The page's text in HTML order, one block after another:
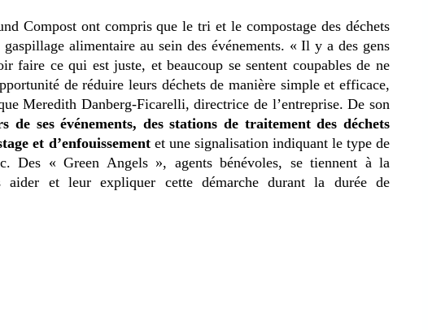
Compost ont compris que le tri et le compostage des déchets
alimentaire au sein des événements. « Il y a des gens
faire ce qui est juste, et beaucoup se sentent coupables de ne
de réduire leurs déchets de manière simple et efficace,
Meredith Danberg-Ficarelli, directrice de l’entreprise. De son
de ses événements, des stations de traitement des déchets
et d’enfouissementet une signalisation indiquant le type de
Des « Green Angels », agents bénévoles, se tiennent à la
aider et leur expliquer cette démarche durant la durée de